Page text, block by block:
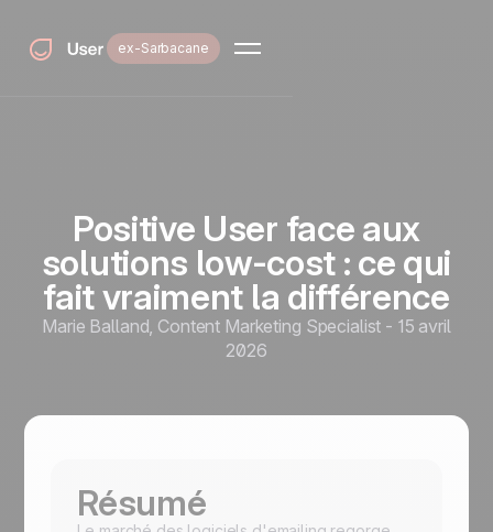
ex-Sarbacane
Positive User face aux
solutions low-cost : ce qui
fait vraiment la différence
Marie Balland, Content Marketing Specialist - 15 avril
2026
Résumé